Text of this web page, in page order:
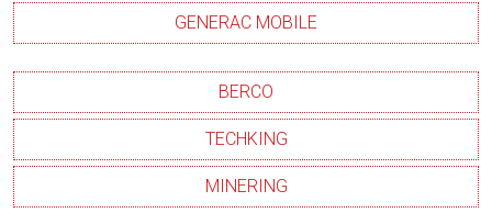
GENERAC MOBILE
BERCO
TECHKING
MINERING